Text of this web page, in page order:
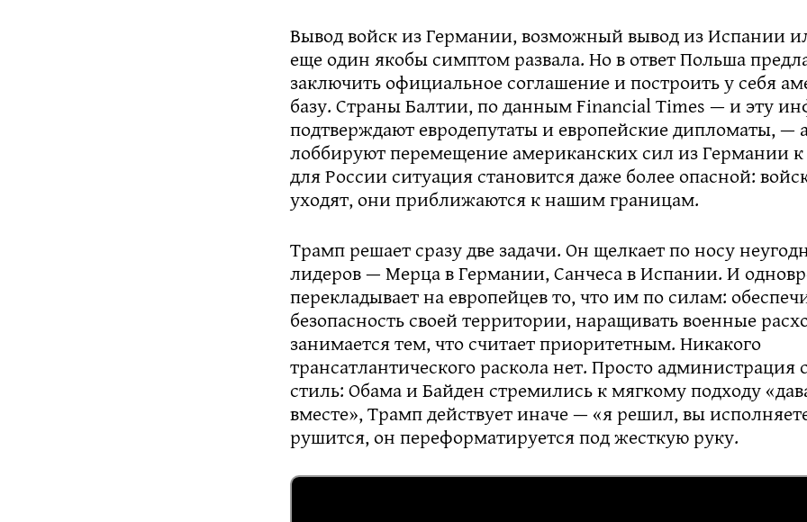
Вывод войск из Германии, возможный вывод из Испании
еще один якобы симптом развала. Но в ответ Польша
заключить официальное соглашение и построить у себя
базу. Страны Балтии, по данным Financial Times — и эту
подтверждают евродепутаты и европейские дипломаты, —
лоббируют перемещение американских сил из Германии к
для России ситуация становится даже более опасной:
уходят, они приближаются к нашим границам.
Трамп решает сразу две задачи. Он щелкает по носу
лидеров — Мерца в Германии, Санчеса в Испании. И
перекладывает на европейцев то, что им по силам:
безопасность своей территории, наращивать военные
занимается тем, что считает приоритетным. Никакого
трансатлантического раскола нет. Просто администрация
стиль: Обама и Байден стремились к мягкому подходу
вместе», Трамп действует иначе — «я решил, вы
рушится, он переформатируется под жесткую руку.